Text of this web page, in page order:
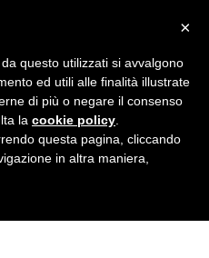
×
questo utilizzati si avvalgono
ed utili alle finalità illustrate
di più o negare il consenso
la cookie policy
questa pagina, cliccando
in altra maniera,